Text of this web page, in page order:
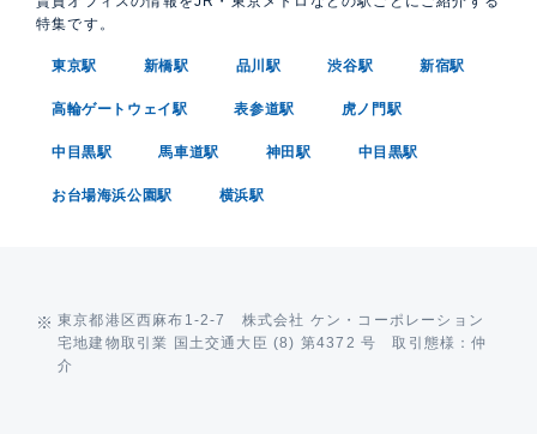
特集です。
東京駅 新橋駅 品川駅 渋谷駅 新宿駅
高輪ゲートウェイ駅 表参道駅 虎ノ門駅
中目黒駅 馬車道駅 神田駅 中目黒駅
お台場海浜公園駅 横浜駅
東京都港区西麻布1-2-7 株式会社 ケン・コーポレーション
宅地建物取引業 国土交通大臣 (8) 第4372 号 取引態様：仲
介